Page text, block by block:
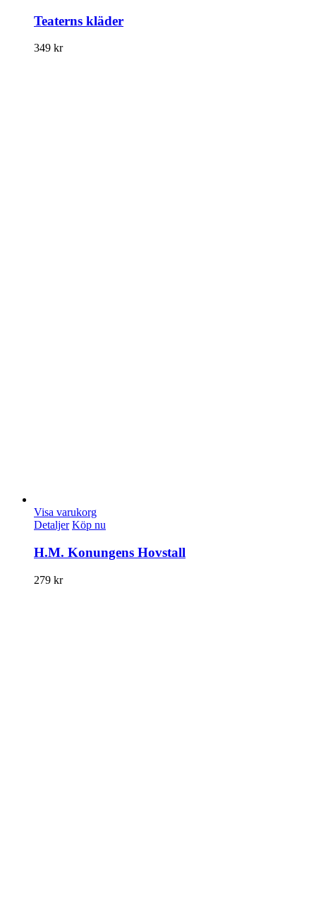
Teaterns kläder
349 kr
Visa varukorg
Detaljer Köp nu
H.M. Konungens Hovstall
279 kr